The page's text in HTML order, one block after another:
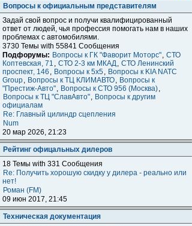
Вопросы к официальным представителям
Задай свой вопрос и получи квалифицированный
ответ от людей, чья профессия помогать нам в наших
проблемах с автомобилями.
3730 Темы with 55841 Сообщения
Подфорумы: Вопросы к ГК "Фаворит Моторс", СТО
Коптевская, 71 , СТО 2-3 км МКАД, СТО Ленинский
проспект, 146 , Вопросы к 5x5, Вопросы к KIA NATC
Group, Вопросы к ТЦ КЛИМАВТО, Вопросы к
"Престиж-Авто", Вопросы к СТО 956 (Москва),
Вопросы к ТЦ "СлавАвто", Вопросы к другим
официалам
Re: Главный цилиндр сцепления
Num
20 мар 2026, 21:23
Рейтинг офицальных дилеров
18 Темы with 331 Сообщения
Re: Получить хорошую скидку у дилера - реально или
нет!
Роман (FM)
09 июн 2017, 21:45
Техническая документация